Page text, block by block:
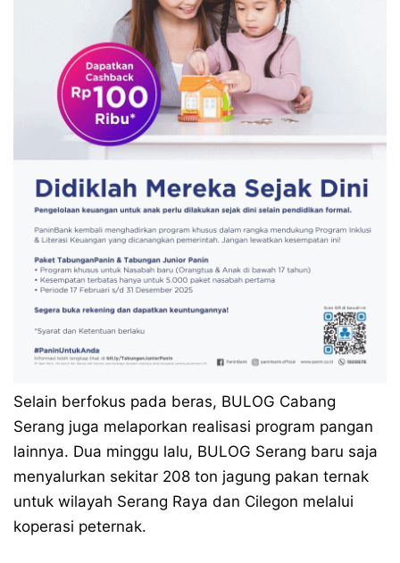
Selain berfokus pada beras, BULOG Cabang
Serang juga melaporkan realisasi program pangan
lainnya. Dua minggu lalu, BULOG Serang baru saja
menyalurkan sekitar 208 ton jagung pakan ternak
untuk wilayah Serang Raya dan Cilegon melalui
koperasi peternak.